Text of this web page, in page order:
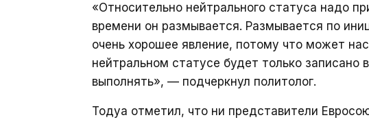
«Относительно нейтрального статуса надо
времени он размывается. Размывается по
очень хорошее явление, потому что может
нейтральном статусе будет только записано
выполнять», — подчеркнул политолог.
Тодуа отметил, что ни представители